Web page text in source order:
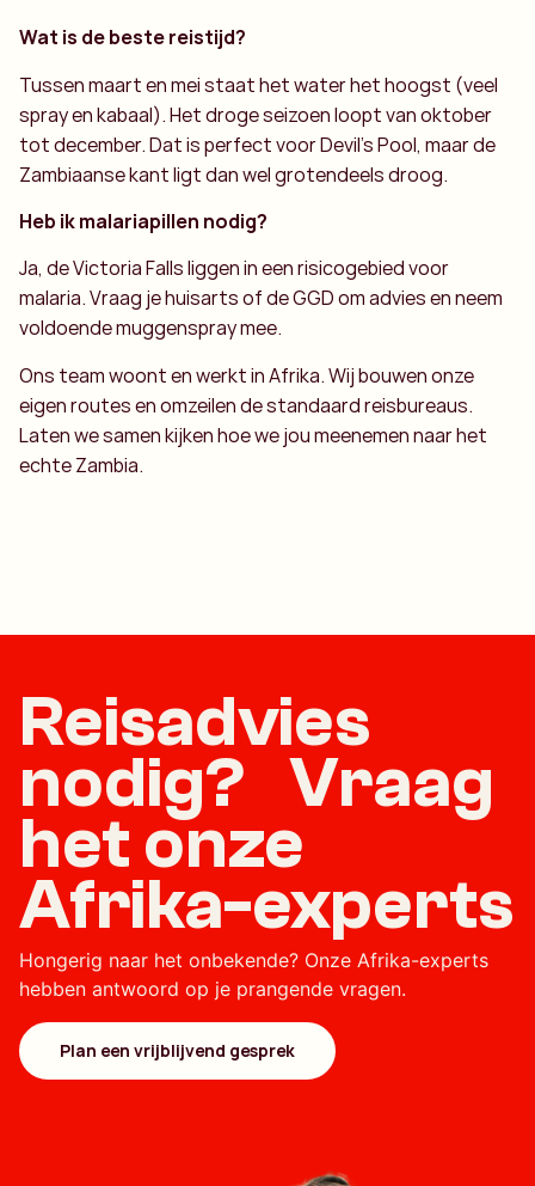
Wat is de beste reistijd?
Tussen maart en mei staat het water het hoogst (veel
spray en kabaal). Het droge seizoen loopt van oktober
tot december. Dat is perfect voor Devil's Pool, maar de
Zambiaanse kant ligt dan wel grotendeels droog.
Heb ik malariapillen nodig?
Ja, de Victoria Falls liggen in een risicogebied voor
malaria. Vraag je huisarts of de GGD om advies en neem
voldoende muggenspray mee.
Ons team woont en werkt in Afrika. Wij bouwen onze
eigen routes en omzeilen de standaard reisbureaus.
Laten we samen kijken hoe we jou meenemen naar het
echte Zambia.
Reisadvies
nodig? Vraag
het onze
Afrika-experts
Hongerig naar het onbekende? Onze Afrika-experts
hebben antwoord op je prangende vragen.
Plan een vrijblijvend gesprek